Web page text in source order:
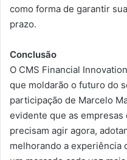
como forma de garantir
prazo.
Conclusão
O CMS Financial
que moldarão o futuro do
participação de Marcelo
evidente que as
precisam agir agora,
melhorando a experiência